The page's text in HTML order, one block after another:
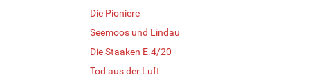
Die Pioniere
Seemoos und Lindau
Die Staaken E.4/20
Tod aus der Luft